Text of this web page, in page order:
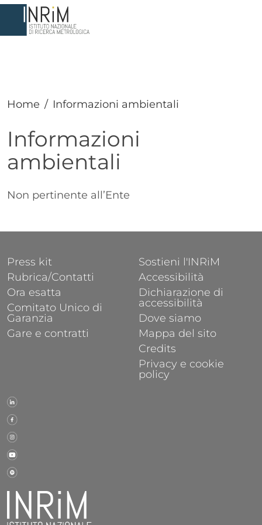
Salta al contenuto principale
Home Informazioni ambientali
Informazioni
ambientali
Paragrafo
Testo
Non pertinente all’Ente
FOOTER 1
Press kit
Rubrica/Contatti
Ora esatta
Comitato Unico di
Garanzia
Gare e contratti
FOOTER 2
Sostieni l'INRiM
Accessibilità
Dichiarazione di
accessibilità
Dove siamo
Mappa del sito
Credits
Privacy e cookie
policy